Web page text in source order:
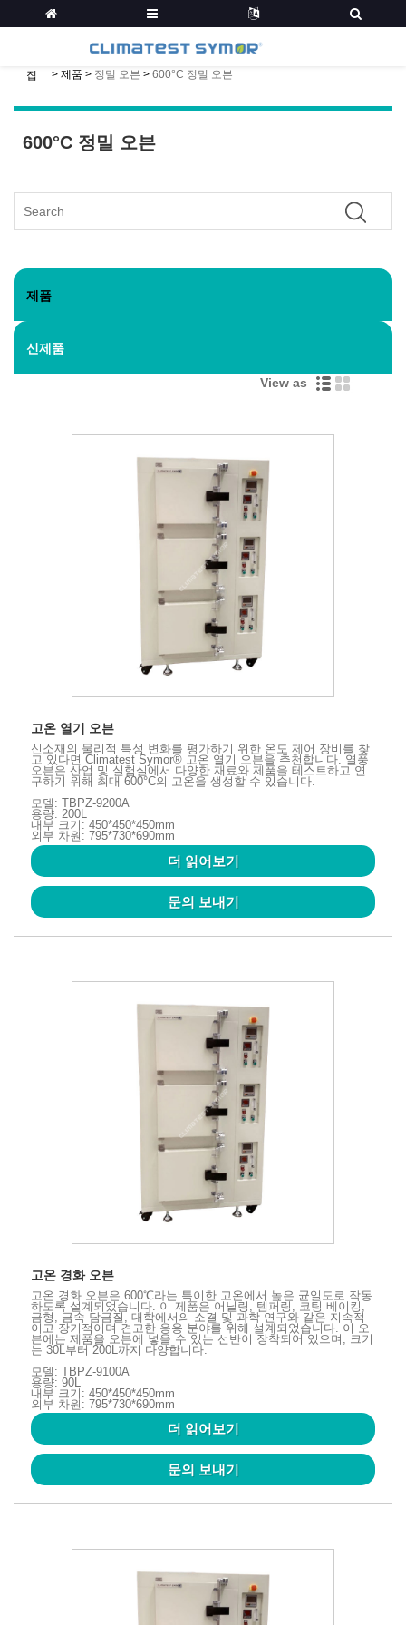
집 > 제품 > 정밀 오븐 > 600°C 정밀 오븐
600°C 정밀 오븐
제품
신제품
View as
고온 열기 오븐
신소재의 물리적 특성 변화를 평가하기 위한 온도 제어 장비를 찾
고 있다면 Climatest Symor® 고온 열기 오븐을 추천합니다. 열풍
오븐은 산업 및 실험실에서 다양한 재료와 제품을 테스트하고 연
구하기 위해 최대 600°C의 고온을 생성할 수 있습니다.
모델: TBPZ-9200A
용량: 200L
내부 크기: 450*450*450mm
외부 차원: 795*730*690mm
더 읽어보기
문의 보내기
고온 경화 오븐
고온 경화 오븐은 600℃라는 특이한 고온에서 높은 균일도로 작동
하도록 설계되었습니다. 이 제품은 어닐링, 템퍼링, 코팅 베이킹,
금형, 금속 담금질, 대학에서의 소결 및 과학 연구와 같은 지속적
이고 장기적이며 견고한 응용 분야를 위해 설계되었습니다. 이 오
븐에는 제품을 오븐에 넣을 수 있는 선반이 장착되어 있으며, 크기
는 30L부터 200L까지 다양합니다.
모델: TBPZ-9100A
용량: 90L
내부 크기: 450*450*450mm
외부 차원: 795*730*690mm
더 읽어보기
문의 보내기